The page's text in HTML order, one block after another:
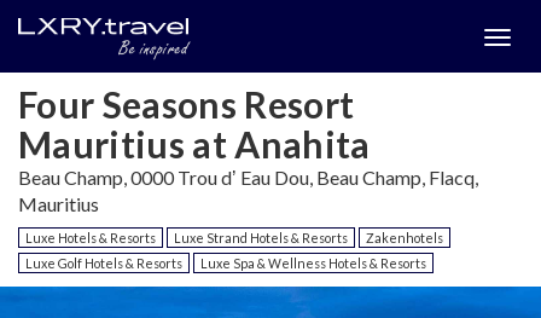
Four Seasons Resort
Mauritius at Anahita
Beau Champ, 0000 Trou dʼ Eau Dou, Beau Champ, Flacq,
Mauritius
Luxe Hotels & Resorts Luxe Strand Hotels & Resorts
Zakenhotels
Luxe Golf Hotels & Resorts
Luxe Spa & Wellness Hotels & Resorts